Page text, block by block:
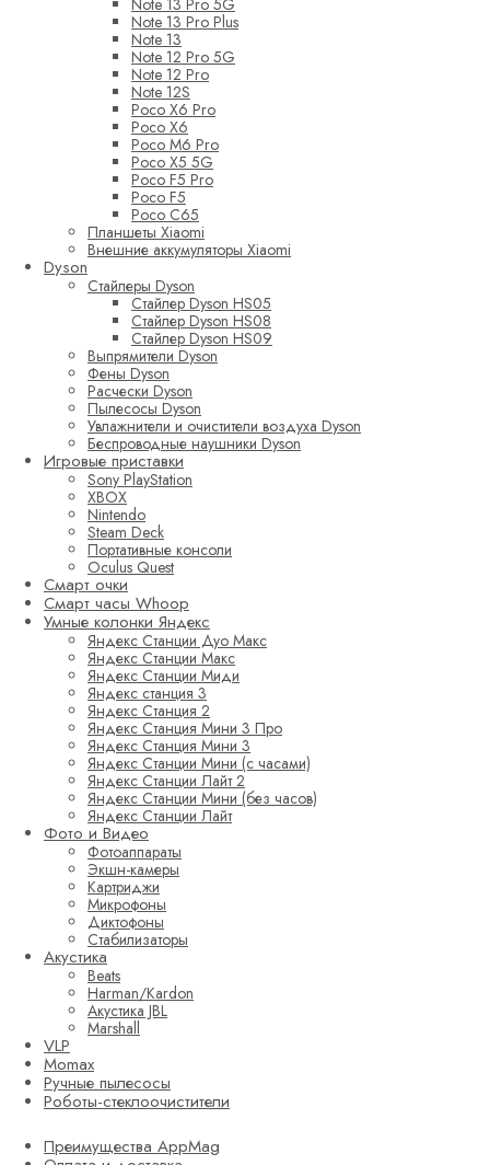
Note 13 Pro Plus
Note 13
Note 12 Pro 5G
Note 12 Pro
Note 12S
Poco X6 Pro
Poco X6
Poco M6 Pro
Poco X5 5G
Poco F5 Pro
Poco F5
Poco C65
Планшеты Xiaomi
Внешние аккумуляторы Xiaomi
Dyson
Стайлеры Dyson
Стайлер Dyson HS05
Стайлер Dyson HS08
Стайлер Dyson HS09
Выпрямители Dyson
Фены Dyson
Расчески Dyson
Пылесосы Dyson
Увлажнители и очистители воздуха Dyson
Беспроводные наушники Dyson
Игровые приставки
Sony PlayStation
XBOX
Nintendo
Steam Deck
Портативные консоли
Oculus Quest
Смарт очки
Смарт часы Whoop
Умные колонки Яндекс
Яндекс Станции Дуо Макс
Яндекс Станции Макс
Яндекс Станции Миди
Яндекс станция 3
Яндекс Станция 2
Яндекс Станция Мини 3 Про
Яндекс Станция Мини 3
Яндекс Станции Мини (с часами)
Яндекс Станции Лайт 2
Яндекс Станции Мини (без часов)
Яндекс Станции Лайт
Фото и Видео
Фотоаппараты
Экшн-камеры
Картриджи
Микрофоны
Диктофоны
Стабилизаторы
Акустика
Beats
Harman/Kardon
Акустика JBL
Marshall
VLP
Momax
Ручные пылесосы
Роботы-стеклоочистители
Преимущества AppMag